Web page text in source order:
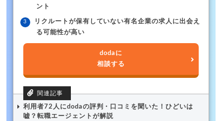
ント
リクルートが保有していない有名企業の求人に出会え
る可能性が高い
dodaに
相談する
利用者72人にdodaの評判・口コミを聞いた！ひどいは
嘘？転職エージェントが解説